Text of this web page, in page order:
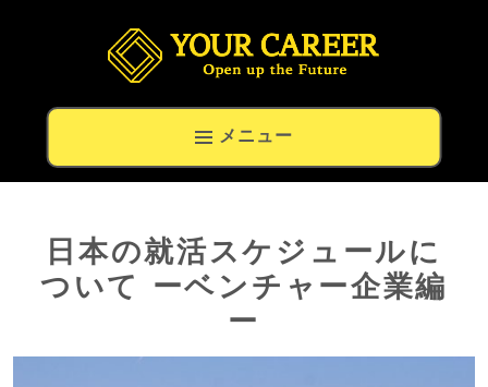
留学生の就職と高度外国人材の転職専門キャリアナビ
メニュー
日本の就活スケジュールに
ついて ーベンチャー企業編
ー